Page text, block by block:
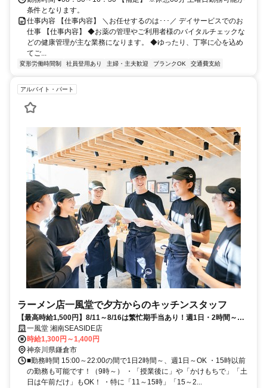
条件となります。
仕事内容 【仕事内容】 ＼お任せするのは･･･／ デイサービスでのお
仕事 【仕事内容】 ◆お薬の管理やご利用者様のバイタルチェックな
どの健康管理が主な業務になります。 ◆ゆったり、丁寧に心を込め
てご...
変形労働時間制 社員登用あり 主婦・主夫歓迎 ブランクOK 交通費支給
アルバイト・パート
ラーメン店一風堂で夕方からのキッチンスタッフ
【最高時給1,500円】8/11～8/16は繁忙期手当あり！週1日・2時間～◎
面接時履歴書不要
一風堂 湘南SEASIDE店
時給1,300円～1,400円
神奈川県鎌倉市
■勤務時間 15:00～22:00の間で1日2時間～、週1日～OK ・15時以前
の勤務も可能です！（9時～） ・「授業後に」や「かけもちで」「土
日は午前だけ」もOK！ ・特に「11～15時」「15～2...